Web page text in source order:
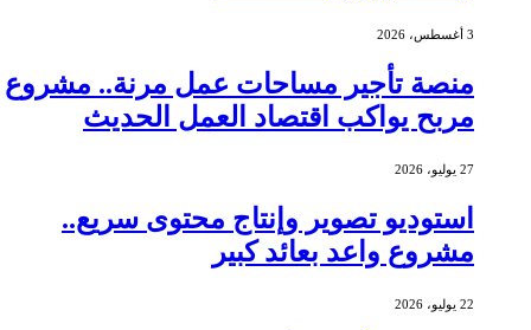
3 أغسطس، 2026
منصة تأجير مساحات عمل مرنة.. مشروع
مربح يواكب اقتصاد العمل الحديث
27 يوليو، 2026
استوديو تصوير وإنتاج محتوى سريع..
مشروع واعد بعائد كبير
22 يوليو، 2026